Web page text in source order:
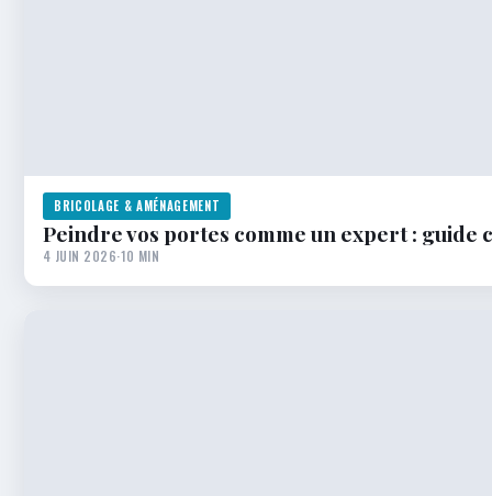
BRICOLAGE & AMÉNAGEMENT
Peindre vos portes comme un expert :
4 JUIN 2026·10 MIN